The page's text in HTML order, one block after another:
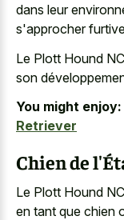
dans leur
s'approcher
Le Plott Hound
son
You might enjoy:
Retriever
Chien de
Le Plott Hound
en tant que chien